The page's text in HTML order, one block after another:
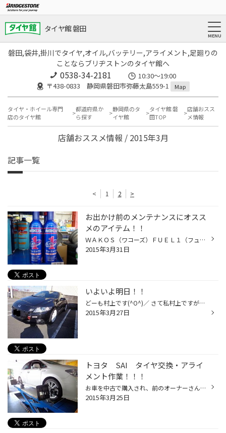
タイヤ館 磐田
磐田,袋井,掛川でタイヤ,オイル,バッテリー,アライメント,足廻りの
ことならブリヂストンのタイヤ館へ
0538-34-2181
10:30～19:00
〒438-0833 静岡県磐田市弥藤太島559-1
Map
タイヤ・ホイール専門
店のタイヤ館
都道府県か
ら探す
静岡県のタ
イヤ館
タイヤ館 磐
田TOP
店舗おスス
メ情報
店舗おススメ情報 / 2015年3月
記事一覧
< 1 2 >
お出かけ前のメンテナンスにオスス
メのアイテム！！
ＷＡＫＯＳ（ワコーズ）ＦＵＥＬ１（フューエルワン） 燃料添加剤です。 燃料と一緒に溜まったゴミ（カーボン・ワニス・ガム質）を除去して 燃料の酸化劣化や燃料タンクの腐食を抑制。 燃料と一緒に入れるだけなので、とても簡単です。 お出掛け前の、メンテナンスと一緒にオススメの一品です。
2015年3月31日
いよいよ明日！！
どーも村上です(^O^)／ さて私村上ですが、とうとう明日Ａ級ライセンス試験にいってきます！！ 今回は前回のＢ級ライセンスと違い、筆記と実技に両方があります(ーー;) かなり緊張していますが合格できるように頑張ってきます！！ そこで今回は、愛車のCR-Zに取り付けした内容をかいていきたいと思...
2015年3月27日
トヨタ SAI タイヤ交換・アライ
メント作業！！！
お車を中古で購入され、前のオーナーさんがどういう乗り方を していたかも分からないので今回はタイヤ交換と一緒に「クルマの骨盤矯正」の ”アライメント”を実施しました（＾ｕ＾） 交換前のタイヤの状態を確認した時にタイヤの内側がすり減っていたので 骨盤がずれていると思い測定してみたところ...
2015年3月25日